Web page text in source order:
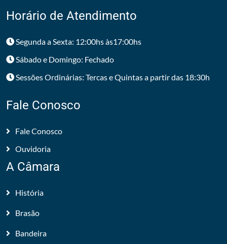
Horário de Atendimento
Segunda a Sexta: 12:00hs às17:00hs
Sábado e Domingo: Fechado
Sessões Ordinárias: Tercas e Quintas a partir das 18:30h
Fale Conosco
Fale Conosco
Ouvidoria
A Câmara
História
Brasão
Bandeira